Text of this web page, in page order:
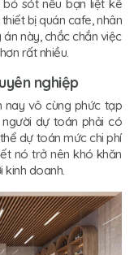
sót nếu bạn liệt kê
bị quán cafe, nhân
này, chắc chắn việc
rất nhiều.
nghiệp
nay vô cùng phức tạp
người dự toán phải có
dự toán mức chi phí
nó trở nên khó khăn
kinh doanh.